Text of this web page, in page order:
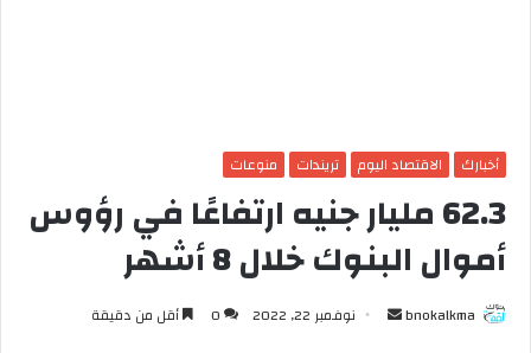
أخبارك الاقتصاد اليوم تريندات منوعات
62.3 مليار جنيه ارتفاعًا في رؤوس
أموال البنوك خلال 8 أشهر
bnokalkma نوفمبر 22, 2022 0 أقل من دقيقة